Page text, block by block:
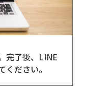
完了後、LINE
ださい。